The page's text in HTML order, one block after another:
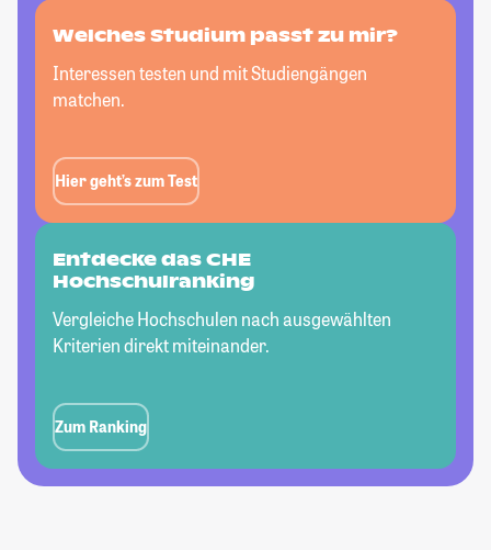
Welches Studium passtzu mir?
Interessen testen und mit Studiengängen
matchen.
Hier geht’s zum Test
Entdecke das CHE
Hochschulranking
Vergleiche Hochschulen nach ausgewählten
Kriterien direkt miteinander.
Zum Ranking